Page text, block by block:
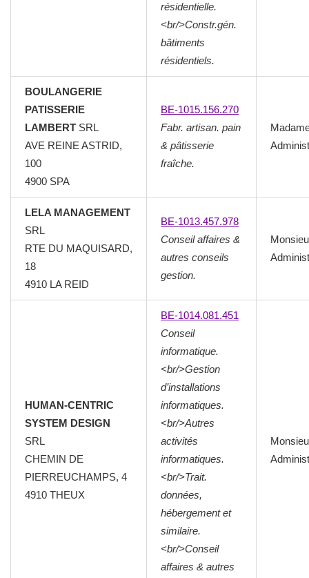
résidentielle.
<br/>Constr.gén.
bâtiments
résidentiels.
BOULANGERIE
PATISSERIE
LAMBERT SRL
AVE REINE ASTRID,
100
4900 SPA
BE-1015.156.270
Fabr. artisan. pain
& pâtisserie
fraîche.
LELA MANAGEMENT
SRL
RTE DU MAQUISARD,
18
4910 LA REID
BE-1013.457.978
Conseil affaires &
autres conseils
gestion.
HUMAN-CENTRIC
SYSTEM DESIGN
SRL
CHEMIN DE
PIERREUCHAMPS, 4
4910 THEUX
BE-1014.081.451
Conseil
informatique.
<br/>Gestion
d’installations
informatiques.
<br/>Autres
activités
informatiques.
<br/>Trait.
données,
hébergement et
similaire.
<br/>Conseil
affaires & autres